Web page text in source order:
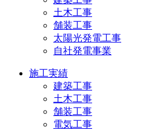
土木工事
舗装工事
太陽光発電工事
自社発電事業
施工実績
建築工事
土木工事
舗装工事
電気工事